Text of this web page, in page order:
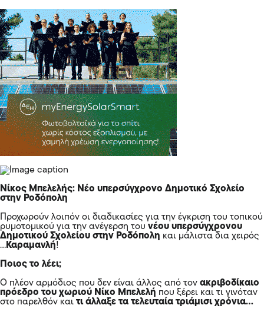
Νίκος Μπελελής: Νέο υπερσύγχρονο Δημοτικό Σχολείο
στην Ροδόπολη
Προχωρούν λοιπόν οι διαδικασίες για την έγκριση του τοπικού
ρυμοτομικού για την ανέγερση του νέου υπερσύγχρονου
Δημοτικού Σχολείου στην Ροδόπολη και μάλιστα δια χειρός
…Καραμανλή!
Ποιος το λέει;
Ο πλέον αρμόδιος που δεν είναι άλλος από τον ακριβοδίκαιο
πρόεδρο του χωριού Νίκο Μπελελή που ξέρει και τι γινόταν
στο παρελθόν και τι άλλαξε τα τελευταία τριάμισι χρόνια…